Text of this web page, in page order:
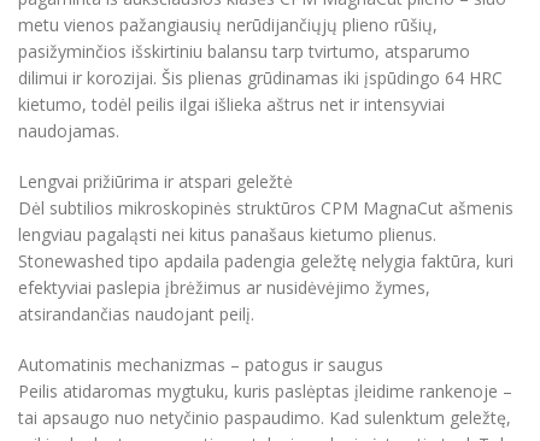
metu vienos pažangiausių nerūdijančiųjų plieno rūšių,
pasižyminčios išskirtiniu balansu tarp tvirtumo, atsparumo
dilimui ir korozijai. Šis plienas grūdinamas iki įspūdingo 64 HRC
kietumo, todėl peilis ilgai išlieka aštrus net ir intensyviai
naudojamas.
Lengvai prižiūrima ir atspari geležtė
Dėl subtilios mikroskopinės struktūros CPM MagnaCut ašmenis
lengviau pagaląsti nei kitus panašaus kietumo plienus.
Stonewashed tipo apdaila padengia geležtę nelygia faktūra, kuri
efektyviai paslepia įbrėžimus ar nusidėvėjimo žymes,
atsirandančias naudojant peilį.
Automatinis mechanizmas – patogus ir saugus
Peilis atidaromas mygtuku, kuris paslėptas įleidime rankenoje –
tai apsaugo nuo netyčinio paspaudimo. Kad sulenktum geležtę,